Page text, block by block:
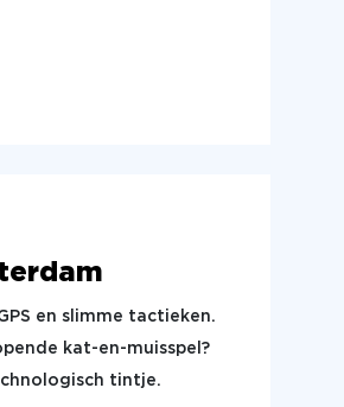
en slimme tactieken.
kat-en-muisspel?
tintje.